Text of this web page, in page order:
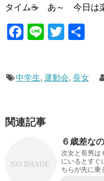
タイム☕ あ～ 今日は
F
e
o
o
Li
T
er
中学生, 運動会, 長女
関連記事
６歳差な
次女と長男
にいるとす
ちらが先に乗